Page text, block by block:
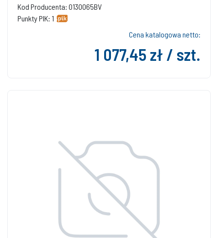
Kod Producenta: 0130065BV
Punkty PIK: 1
Cena katalogowa netto:
1 077,45 zł / szt.